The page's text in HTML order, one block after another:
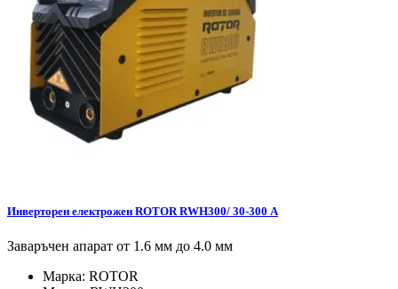
Инверторен електрожен ROTOR RWH300/ 30-300 А
Заваръчен апарат от 1.6 мм до 4.0 мм
Марка: ROTOR